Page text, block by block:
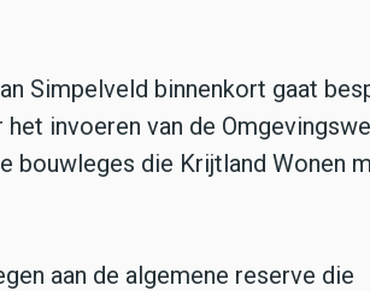
Simpelveld binnenkort gaat
invoeren van de
bouwleges die Krijtland Wonen
aan de algemene reserve die